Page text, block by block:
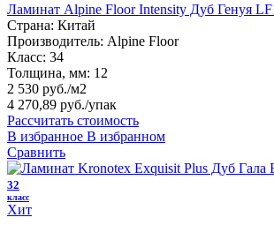
Ламинат Alpine Floor Intensity Дуб Генуя
Страна: Китай
Производитель: Alpine Floor
Класс: 34
Толщина, мм: 12
2 530 руб./м2
4 270,89 руб./упак
Рассчитать стоимость
В избранное В избранном
Сравнить
32
класс
Хит